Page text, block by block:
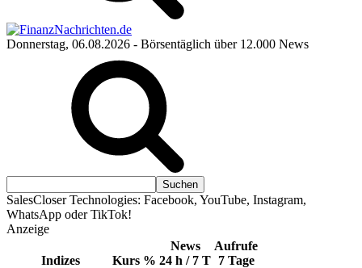
Donnerstag, 06.08.2026 - Börsentäglich über 12.000 News
SalesCloser Technologies: Facebook, YouTube, Instagram,
WhatsApp oder TikTok!
Anzeige
Indizes Kurs %
News
24 h / 7 T
Aufrufe
7 Tage